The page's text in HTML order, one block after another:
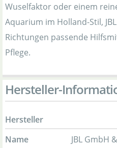
Wuselfaktor oder einem
Aquarium im Holland-Stil,
Richtungen passende
Pflege.
Hersteller-
Hersteller
Name
JBL GmbH